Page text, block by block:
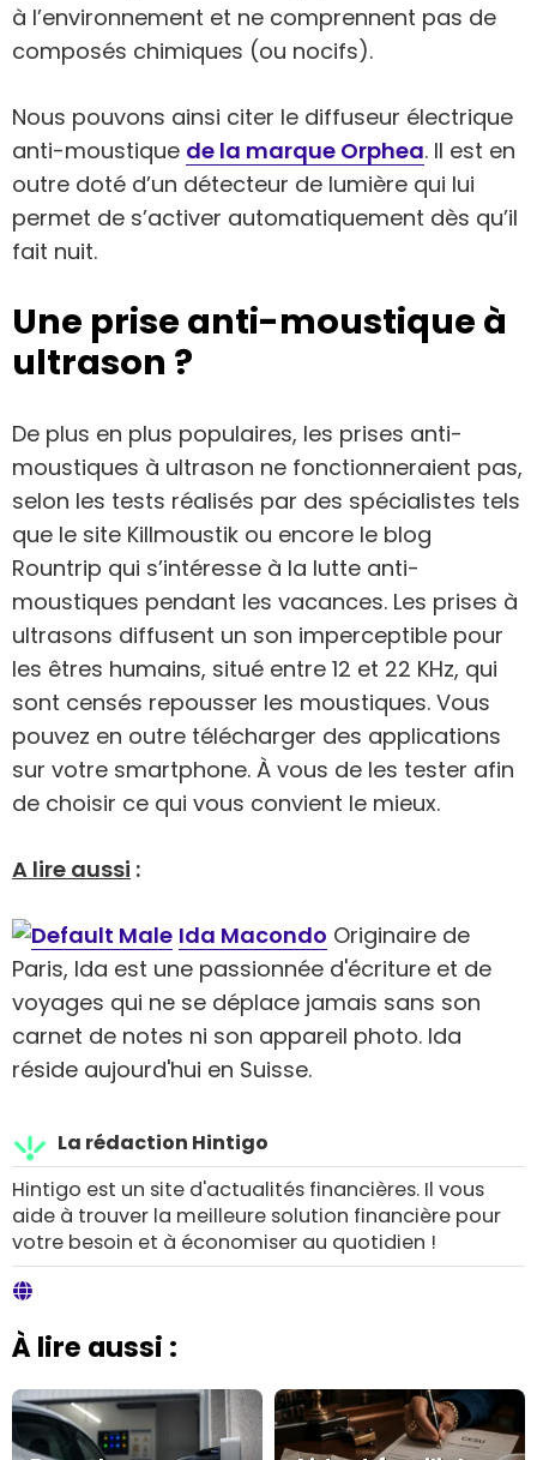
à l’environnement et ne comprennent pas de
composés chimiques (ou nocifs).
Nous pouvons ainsi citer le diffuseur électrique
anti-moustique de la marque Orphea. Il est en
outre doté d’un détecteur de lumière qui lui
permet de s’activer automatiquement dès qu’il
fait nuit.
Une prise anti-moustique à
ultrason ?
De plus en plus populaires, les prises anti-
moustiques à ultrason ne fonctionneraient pas,
selon les tests réalisés par des spécialistes tels
que le site Killmoustik ou encore le blog
Rountrip qui s’intéresse à la lutte anti-
moustiques pendant les vacances. Les prises à
ultrasons diffusent un son imperceptible pour
les êtres humains, situé entre 12 et 22 KHz, qui
sont censés repousser les moustiques. Vous
pouvez en outre télécharger des applications
sur votre smartphone. À vous de les tester afin
de choisir ce qui vous convient le mieux.
A lire aussi :
Ida Macondo Originaire de
Paris, Ida est une passionnée d'écriture et de
voyages qui ne se déplace jamais sans son
carnet de notes ni son appareil photo. Ida
réside aujourd'hui en Suisse.
La rédaction Hintigo
Hintigo est un site d'actualités financières. Il vous
aide à trouver la meilleure solution financière pour
votre besoin et à économiser au quotidien !
À lire aussi :